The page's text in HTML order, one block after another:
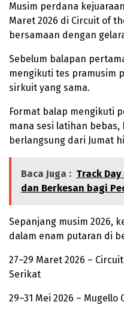
Musim perdana
Maret 2026 di Circuit of
bersamaan dengan
Sebelum balapan
mengikuti tes pramusim
sirkuit yang sama.
Format balap mengikuti
mana sesi latihan
berlangsung dari Jumat
Baca Juga : Track
dan Berkesan bagi
Sepanjang musim 2026,
dalam enam putaran di
27–29 Maret 2026 –
Serikat
29–31 Mei 2026 – Mugello